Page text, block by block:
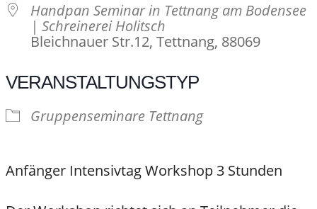
Handpan Seminar in Tettnang am Bodensee
| Schreinerei Holitsch
Bleichnauer Str.12, Tettnang, 88069
VERANSTALTUNGSTYP
Gruppenseminare Tettnang
Anfänger Intensivtag Workshop 3 Stunden